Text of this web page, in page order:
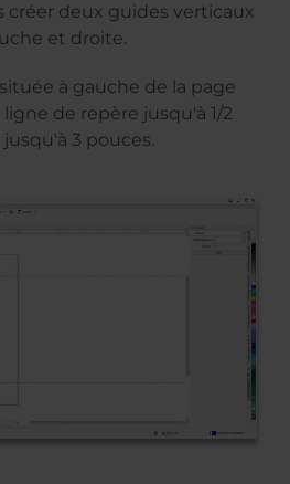
créer deux guides verticaux
et droite.
à gauche de la page
de repère jusqu'à 1/2
3 pouces.